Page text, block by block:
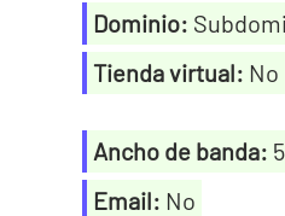
Dominio:
Tienda virtual: No
Ancho de banda:
Email: No